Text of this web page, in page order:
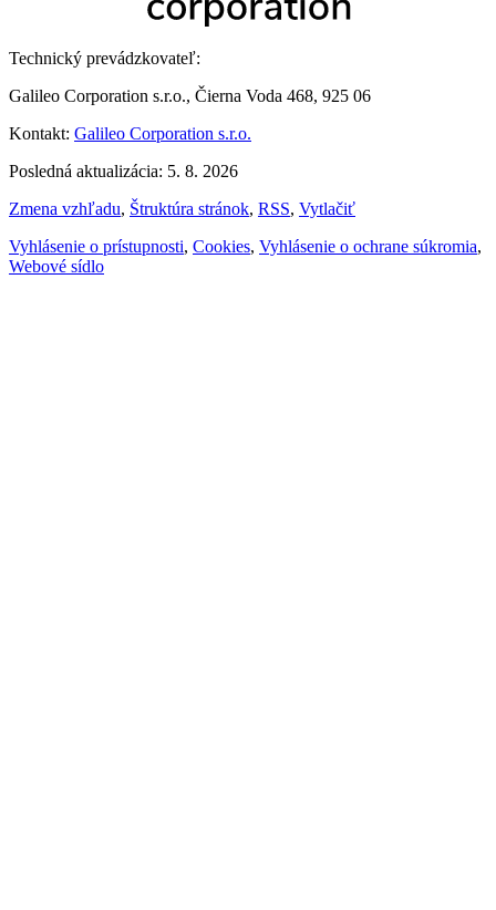
Technický prevádzkovateľ:
Galileo Corporation s.r.o., Čierna Voda 468, 925 06
Kontakt: Galileo Corporation s.r.o.
Posledná aktualizácia: 5. 8. 2026
Zmena vzhľadu, Štruktúra stránok, RSS, Vytlačiť
Vyhlásenie o prístupnosti, Cookies, Vyhlásenie o ochrane súkromia,
Webové sídlo